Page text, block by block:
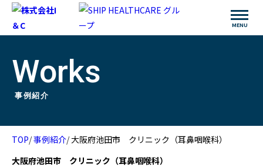
Works
事例紹介
TOP 事例紹介 大阪府池田市 クリニック（耳鼻咽喉科）
大阪府池田市 クリニック（耳鼻咽喉科）